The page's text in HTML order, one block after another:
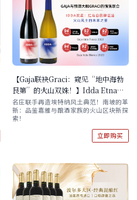
【Gaja联袂Graci：窥见“地中海勃
艮第”的火山双姝！】Idda Etna
Rosso 2022 / Idda Bianco Sicilia
2023 单支/双支/六支原箱
名庄联手再造埃特纳风土典范！南坡的革
新：品鉴嘉雅与酿酒家族的火山区块新探
索！
立即购买